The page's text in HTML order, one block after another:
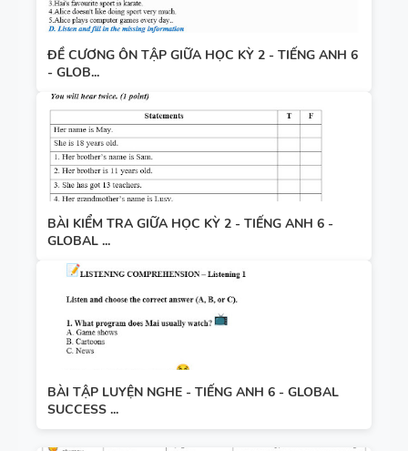
ĐỀ CƯƠNG ÔN TẬP GIỮA HỌC KỲ 2 - TIẾNG ANH 6
- GLOB...
BÀI KIỂM TRA GIỮA HỌC KỲ 2 - TIẾNG ANH 6 -
GLOBAL ...
BÀI TẬP LUYỆN NGHE - TIẾNG ANH 6 - GLOBAL
SUCCESS ...